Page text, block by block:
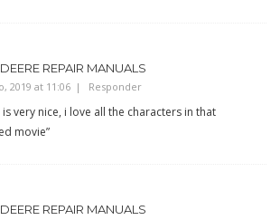
REPAIR MANUALS
2019 at 11:06 Responder
is very nice, i love all the characters in that
movie”
REPAIR MANUALS